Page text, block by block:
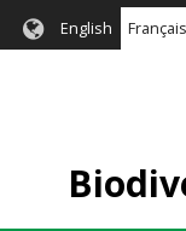
English Français